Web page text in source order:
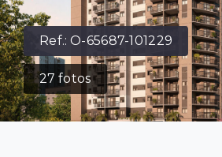
Ref.:O-65687-101229
27 fotos